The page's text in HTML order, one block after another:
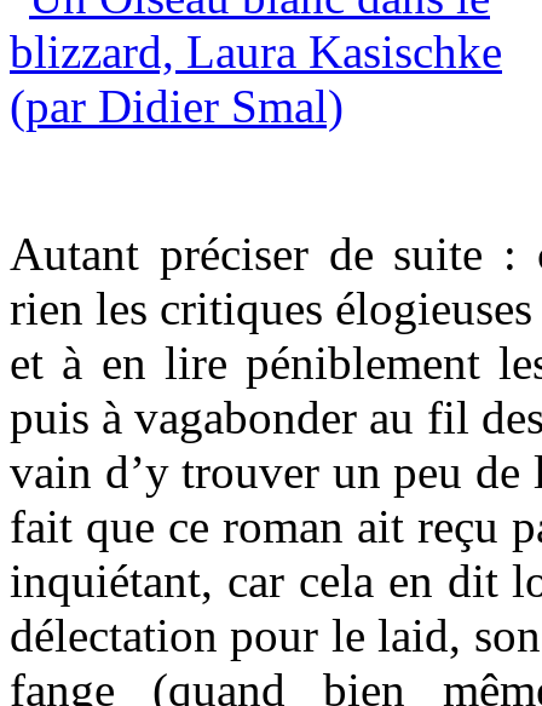
Autant préciser de suite :
rien les critiques
et à en lire péniblement
puis à vagabonder au fil
vain d’y trouver un peu
fait que ce roman ait reçu
inquiétant, car cela en dit
délectation pour le laid,
fange (quand bien